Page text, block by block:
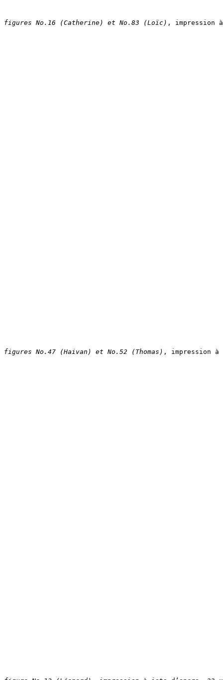
figures No.16 (Catherine) et No.83 (Loïc) , impression
figures No.47 (Haivan) et No.52 (Thomas) , impression à